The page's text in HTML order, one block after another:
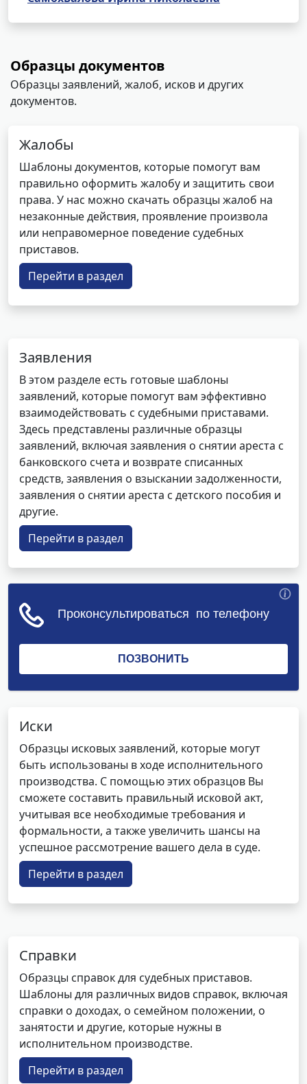
Образцы документов
Образцы заявлений, жалоб, исков и других
документов.
Жалобы
Шаблоны документов, которые помогут вам
правильно оформить жалобу и защитить свои
права. У нас можно скачать образцы жалоб на
незаконные действия, проявление произвола
или неправомерное поведение судебных
приставов.
Перейти в раздел
Заявления
В этом разделе есть готовые шаблоны
заявлений, которые помогут вам эффективно
взаимодействовать с судебными приставами.
Здесь представлены различные образцы
заявлений, включая заявления о снятии ареста с
банковского счета и возврате списанных
средств, заявления о взыскании задолженности,
заявления о снятии ареста с детского пособия и
другие.
Перейти в раздел
Иски
Образцы исковых заявлений, которые могут
быть использованы в ходе исполнительного
производства. С помощью этих образцов Вы
сможете составить правильный исковой акт,
учитывая все необходимые требования и
формальности, а также увеличить шансы на
успешное рассмотрение вашего дела в суде.
Перейти в раздел
Справки
Образцы справок для судебных приставов.
Шаблоны для различных видов справок, включая
справки о доходах, о семейном положении, о
занятости и другие, которые нужны в
исполнительном производстве.
Перейти в раздел